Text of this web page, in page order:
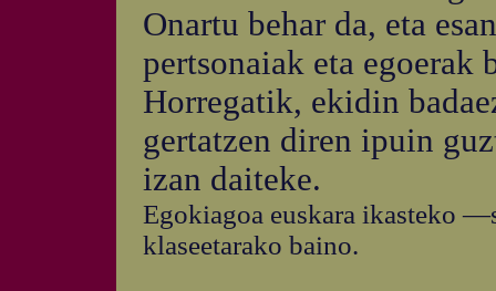
Onartu behar da, eta
pertsonaiak eta egoerak
Horregatik, ekidin
gertatzen diren ipuin
izan daiteke.
Egokiagoa euskara ikasteko
klaseetarako baino.